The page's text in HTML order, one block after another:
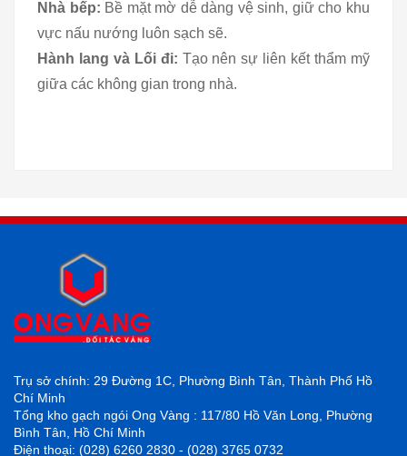
Nhà bếp: Bề mặt mờ dễ dàng vệ sinh, giữ cho khu
vực nấu nướng luôn sạch sẽ.
Hành lang và Lối đi: Tạo nên sự liên kết thẩm mỹ
giữa các không gian trong nhà.
Trụ sở chính: 29 Đường 1C, Phường Bình Tân, Thành Phố Hồ
Chí Minh
Tổng kho gạch ngói Ong Vàng : 117/80 Hồ Văn Long, Phường
Bình Tân, Hồ Chí Minh
Điện thoại: (028) 6260 2830 - (028) 3765 0732